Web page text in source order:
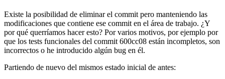
Existe la posibilidad de eliminar el commit pero manteniendo las
modificaciones que contiene ese commit en el área de trabajo. ¿Y
por qué querríamos hacer esto? Por varios motivos, por ejemplo por
que los tests funcionales del commit 600cc08 están incompletos, son
incorrectos o he introducido algún bug en él.
Partiendo de nuevo del mismos estado inicial de antes: